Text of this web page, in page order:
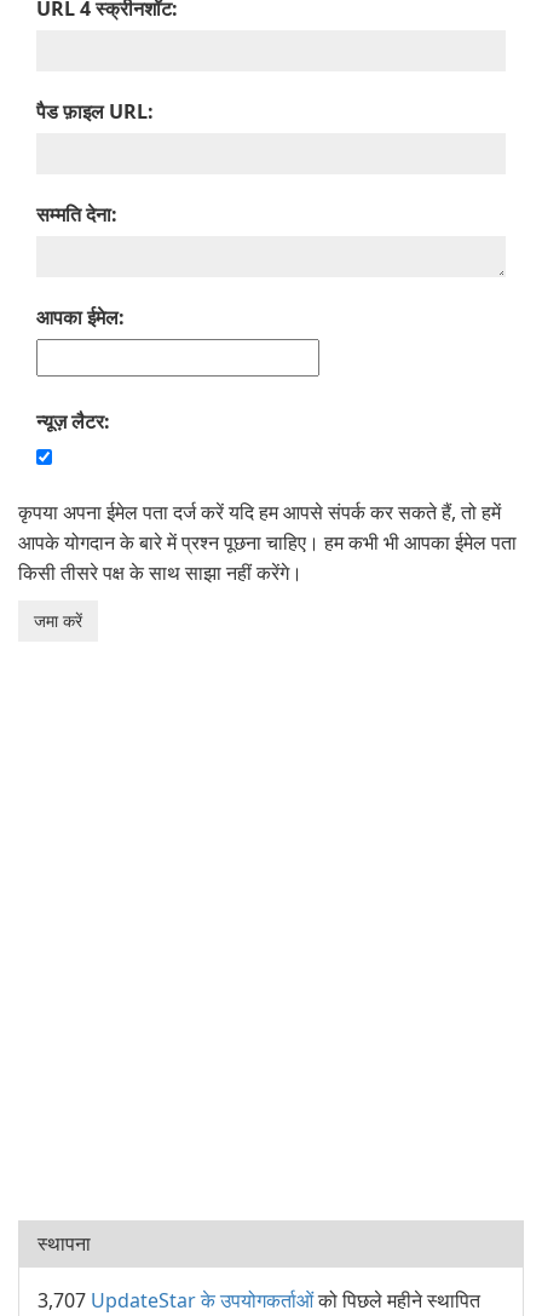
URL 4 स्क्रीनशॉट:
पैड फ़ाइल URL:
सम्‍मति देना:
आपका ईमेल:
न्यूज़ लैटर:
कृपया अपना ईमेल पता दर्ज करें यदि हम आपसे संपर्क कर सकते हैं, तो हमें
आपके योगदान के बारे में प्रश्न पूछना चाहिए। हम कभी भी आपका ईमेल पता
किसी तीसरे पक्ष के साथ साझा नहीं करेंगे।
स्थापना
3,707 UpdateStar के उपयोगकर्ताओंको पिछले महीने स्थापित